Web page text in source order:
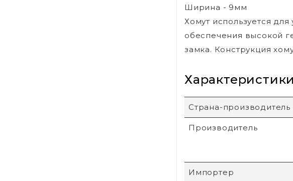
Ширина - 9мм
Хомут используется
обеспечения высокой
замка. Конструкция
Характеристики
Страна-производитель
Производитель
Импортер